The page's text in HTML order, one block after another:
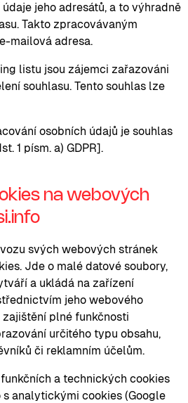
údaje jeho adresátů, a to výhradně
Takto zpracovávaným
mailová adresa.
listu jsou zájemci zařazováni
souhlasu. Tento souhlas lze
osobních údajů je souhlas
1 písm. a) GDPR].
na webových
svých webových stránek
Jde o malé datové soubory,
a ukládá na zařízení
jeho webového
plné funkčnosti
určitého typu obsahu,
či reklamním účelům.
a technických cookies
analytickými cookies (Google